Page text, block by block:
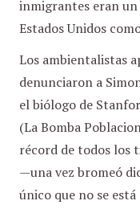
inmigrantes eran
Estados Unidos
Los ambientalistas
denunciaron a
el biólogo de
(La Bomba
récord de todos los
—una vez bromeó
único que no se